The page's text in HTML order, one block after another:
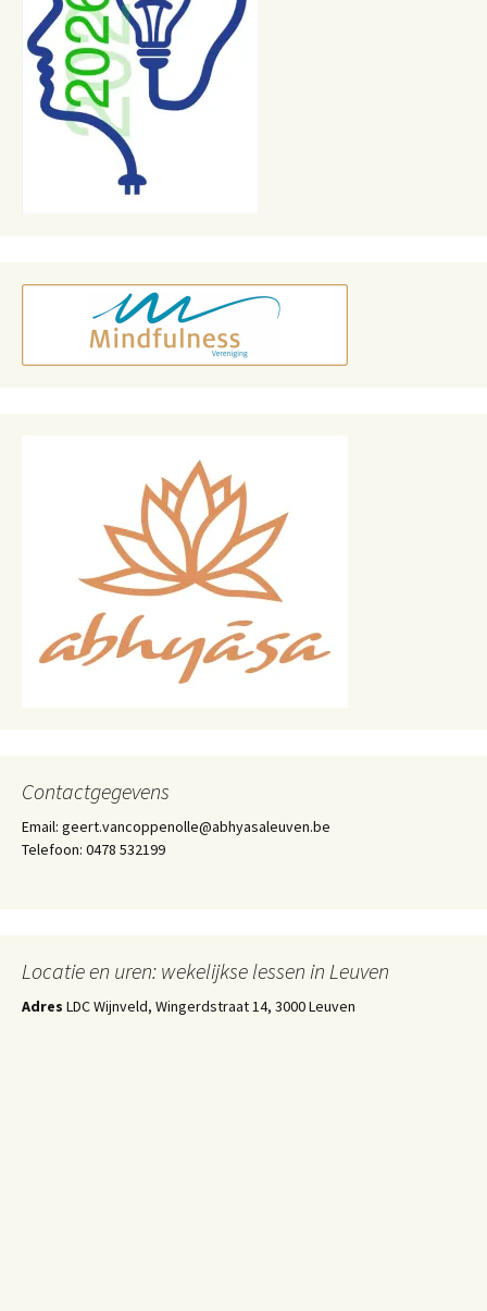
Contactgegevens
Email: geert.vancoppenolle@abhyasaleuven.be
Telefoon: 0478 532199
Locatie en uren: wekelijkse lessen in Leuven
Adres LDC Wijnveld, Wingerdstraat 14, 3000 Leuven